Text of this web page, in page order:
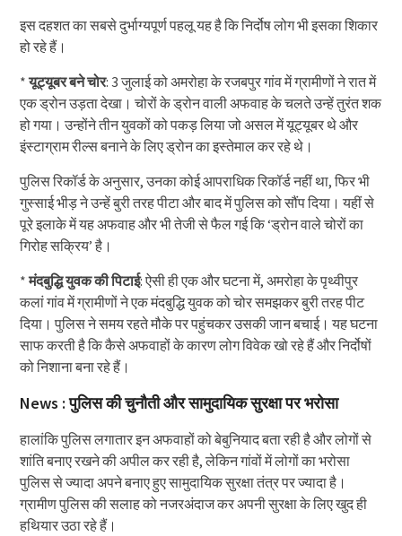
इस दहशत का सबसे दुर्भाग्यपूर्ण पहलू यह है कि निर्दोष लोग भी इसका शिकार
हो रहे हैं।
*यूट्यूबर बने चोर: 3 जुलाई को अमरोहा के रजबपुर गांव में ग्रामीणों ने रात में
एक ड्रोन उड़ता देखा। चोरों के ड्रोन वाली अफवाह के चलते उन्हें तुरंत शक
हो गया। उन्होंने तीन युवकों को पकड़ लिया जो असल में यूट्यूबर थे और
इंस्टाग्राम रील्स बनाने के लिए ड्रोन का इस्तेमाल कर रहे थे।
पुलिस रिकॉर्ड के अनुसार, उनका कोई आपराधिक रिकॉर्ड नहीं था, फिर भी
गुस्साई भीड़ ने उन्हें बुरी तरह पीटा और बाद में पुलिस को सौंप दिया। यहीं से
पूरे इलाके में यह अफवाह और भी तेजी से फैल गई कि ‘ड्रोन वाले चोरों का
गिरोह सक्रिय’ है।
*मंदबुद्धि युवक की पिटाई: ऐसी ही एक और घटना में, अमरोहा के पृथ्वीपुर
कलां गांव में ग्रामीणों ने एक मंदबुद्धि युवक को चोर समझकर बुरी तरह पीट
दिया। पुलिस ने समय रहते मौके पर पहुंचकर उसकी जान बचाई। यह घटना
साफ करती है कि कैसे अफवाहों के कारण लोग विवेक खो रहे हैं और निर्दोषों
को निशाना बना रहे हैं।
News : पुलिस की चुनौती और सामुदायिक सुरक्षा पर भरोसा
हालांकि पुलिस लगातार इन अफवाहों को बेबुनियाद बता रही है और लोगों से
शांति बनाए रखने की अपील कर रही है, लेकिन गांवों में लोगों का भरोसा
पुलिस से ज्यादा अपने बनाए हुए सामुदायिक सुरक्षा तंत्र पर ज्यादा है।
ग्रामीण पुलिस की सलाह को नजरअंदाज कर अपनी सुरक्षा के लिए खुद ही
हथियार उठा रहे हैं।